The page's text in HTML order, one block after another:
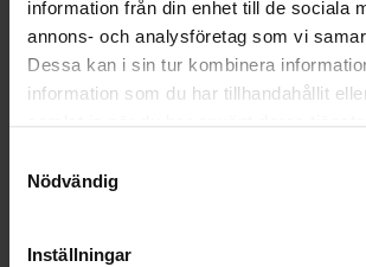
information från din enhet till de sociala
annons- och analysföretag som vi
Dessa kan i sin tur kombinera
information som du har tillhandahållit
Nödvändig
Inställningar
LÄS MER
i Stockholm/Mälardalen